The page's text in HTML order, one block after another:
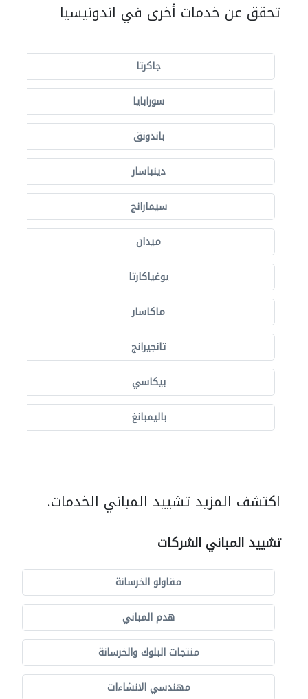
تحقق عن خدمات أخرى في اندونيسيا
جاكرتا
سورابايا
باندونق
دينباسار
سيمارانج
ميدان
يوغياكارتا
ماكاسار
تانجيرانج
بيكاسي
باليمبانغ
اكتشف المزيد تشييد المباني الخدمات.
تشييد المباني الشركات
مقاولو الخرسانة
هدم المباني
منتجات البلوك والخرسانة
مهندسي الانشاءات